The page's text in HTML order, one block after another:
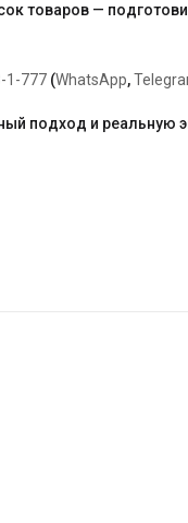
товаров —
1-777 (WhatsApp,
подход и реальную